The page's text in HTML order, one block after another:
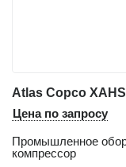
Atlas Copco XAHS
Цена по запросу
Промышленное
компрессор